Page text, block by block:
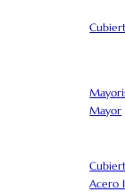
Mayor
Acero